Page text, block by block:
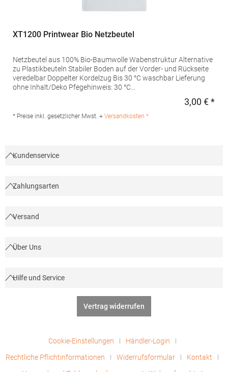
XT1200 Printwear Bio Netzbeutel
Netzbeutel aus 100% Bio-Baumwolle Wabenstruktur Alternative
zu Plastikbeuteln Stabiler Boden auf der Vorder- und Rückseite
veredelbar Doppelter Kordelzug Bis 30 °C waschbar Lieferung
ohne Inhalt/Deko Pfegehinweis: 30 °C
XT1100Hersteller: printwear.eu GmbH & Co. KG Rheinlanddamm
3,00 € *
* Preise inkl. gesetzlicher Mwst. + Versandkosten *
Kundenservice
Zahlungsarten
Versand
Über Uns
Hilfe und Service
Vertrag widerrufen
Cookie-Einstellungen
Händler-Login
Rechtliche Pflichtinformationen
Widerrufsformular
Kontakt